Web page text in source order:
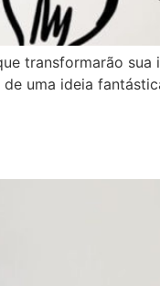
transformarão sua
uma ideia